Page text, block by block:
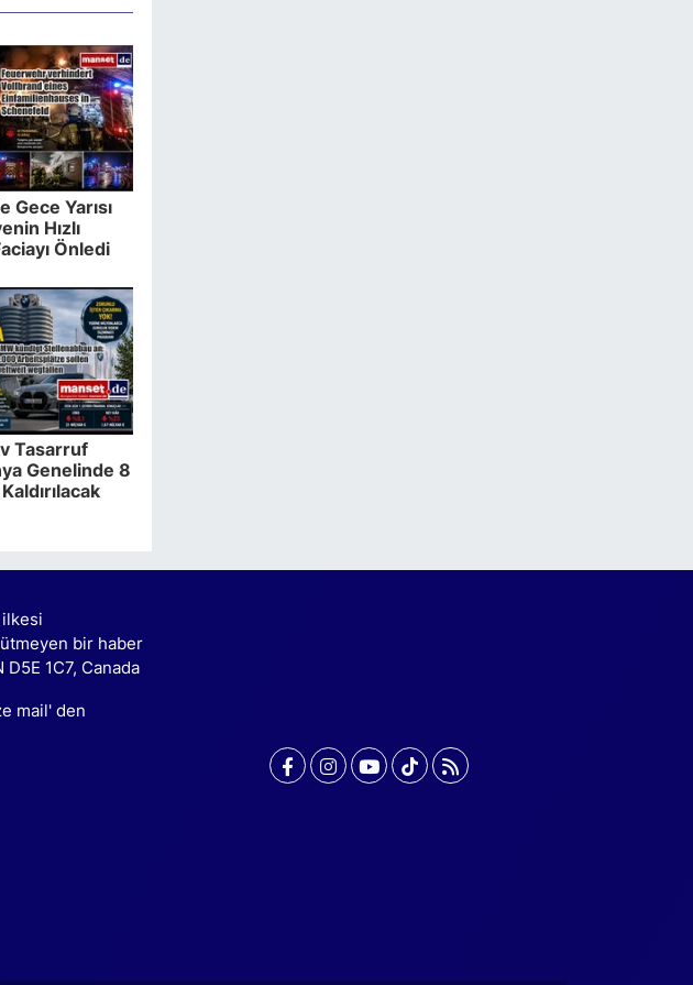
Gece Yarısı
Hızlı
Önledi
Tasarruf
Genelinde 8
ilkesi
bir haber
1C7, Canada
mail' den